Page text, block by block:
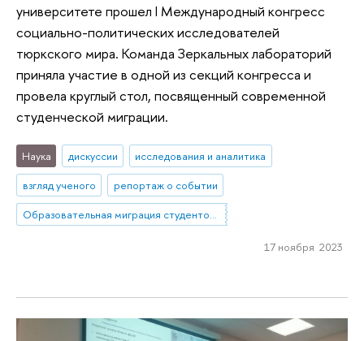
университете прошел I Международный конгресс
социально-политических исследователей
тюркского мира. Команда Зеркальных лабораторий
приняла участие в одной из секций конгресса и
провела круглый стол, посвященный современной
студенческой миграции.
Наука дискуссии
исследования и аналитика
взгляд ученого
репортаж о событии
Образовательная миграция студентов из небольших городов и сел в мегаполисы. Социальное включение как способ повышения устойчивости: барьеры, стратегии, успешные практики
17 ноября 2023